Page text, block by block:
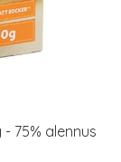
75% alennus